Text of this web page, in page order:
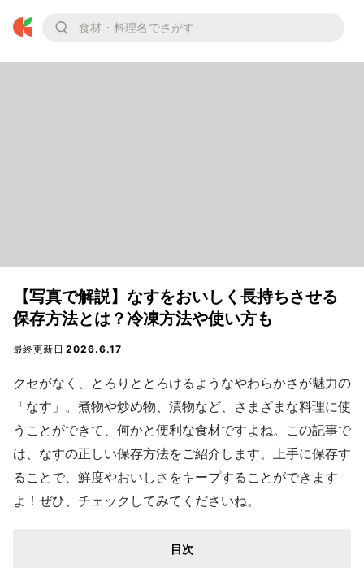
【写真で解説】なすをおいしく長持ちさせる
保存方法とは？冷凍方法や使い方も
最終更新日2026.6.17
クセがなく、とろりととろけるようなやわらかさが魅力の
「なす」。煮物や炒め物、漬物など、さまざまな料理に使
うことができて、何かと便利な食材ですよね。この記事で
は、なすの正しい保存方法をご紹介します。上手に保存す
ることで、鮮度やおいしさをキープすることができます
よ！ぜひ、チェックしてみてくださいね。
目次